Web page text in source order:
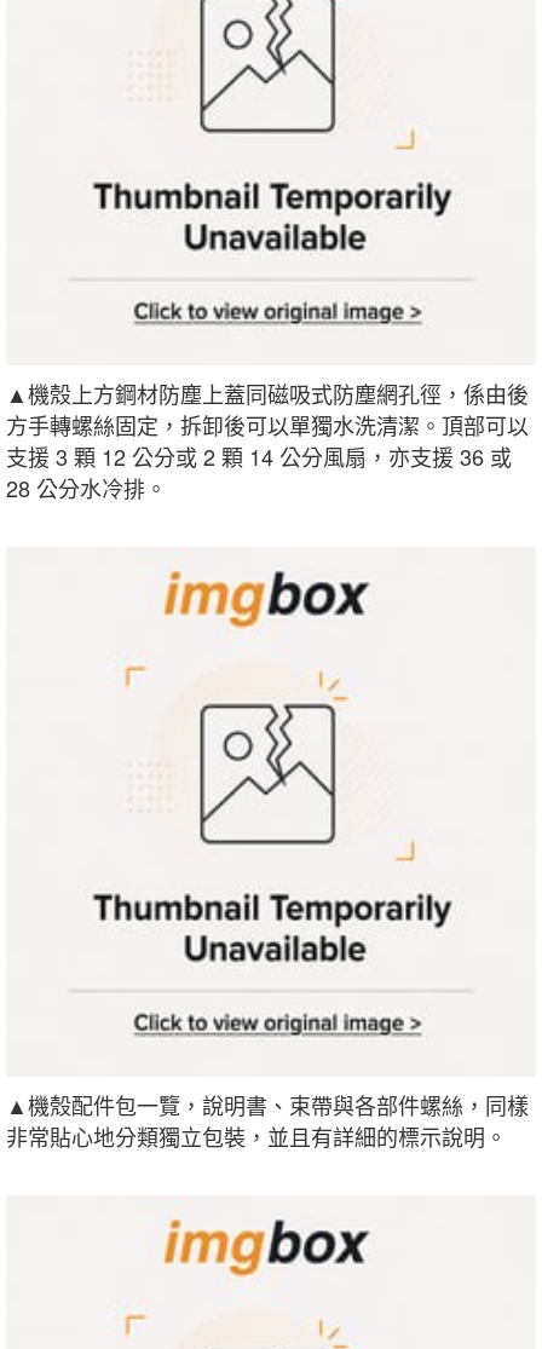
▲機殼上方鋼材防塵上蓋同磁吸式防塵網孔徑，係由後
方手轉螺絲固定，拆卸後可以單獨水洗清潔。頂部可以
支援 3 顆 12 公分或 2 顆 14 公分風扇，亦支援 36 或
28 公分水冷排。
▲機殼配件包一覽，說明書、束帶與各部件螺絲，同樣
非常貼心地分類獨立包裝，並且有詳細的標示說明。